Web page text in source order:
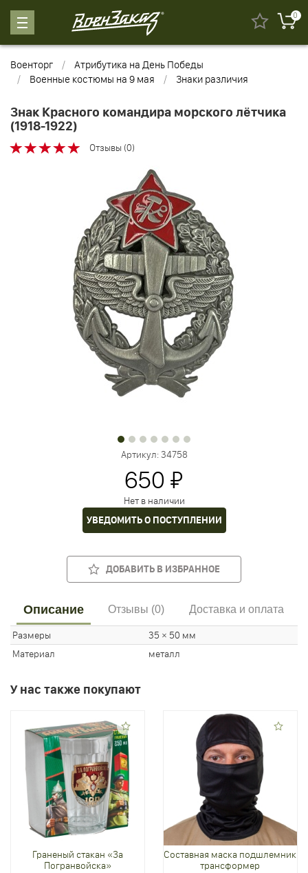
0
Военторг
Атрибутика на День Победы
Военные костюмы на 9 мая
Знаки различия
Знак Красного командира морского лётчика
(1918-1922)
Отзывы (0)
Артикул:34758
650 ₽
Нет в наличии
УВЕДОМИТЬ О ПОСТУПЛЕНИИ
ДОБАВИТЬ В ИЗБРАННОЕ
Описание Отзывы (0) Доставка и оплата
Размеры
35 × 50 мм
Материал
металл
У нас также покупают
Граненый стакан «За
Погранвойска»
Составная маска подшлемник
трансформер